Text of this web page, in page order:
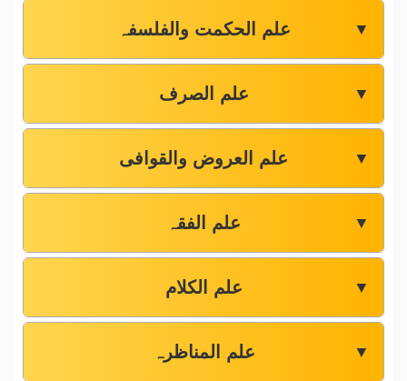
علم الحکمت والفلسفہ ▼
علم الصرف ▼
علم العروض والقوافی ▼
علم الفقہ ▼
علم الکلام ▼
علم المناظرہ ▼